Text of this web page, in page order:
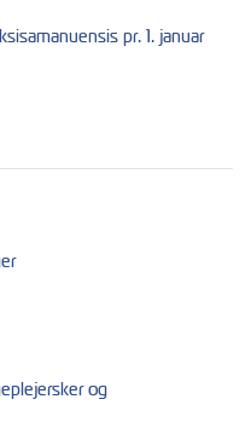
pr. 1. januar
og